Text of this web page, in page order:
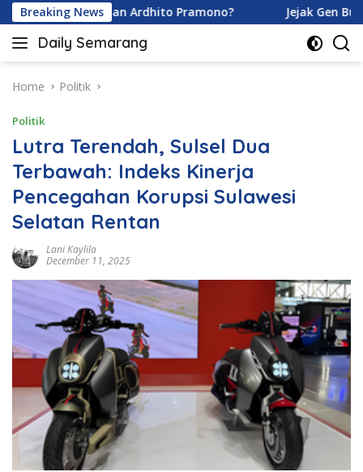
Skip
to
content
Breaking News
Karamoy dan Ardhito Pramono? Jejak Gen Buka
Daily Semarang
"Semarang
Ini:
Terkini
untuk
Anda"
Home Politik
Politik
Lutra Terendah, Sulsel Dua
Terbawah: Indeks Kinerja
Pencegahan Korupsi Sulawesi
Selatan Rentan
Lani Kaylila
December 11, 2025